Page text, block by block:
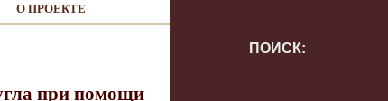
О ПРОЕКТЕ
при помощи
ПОИСК: